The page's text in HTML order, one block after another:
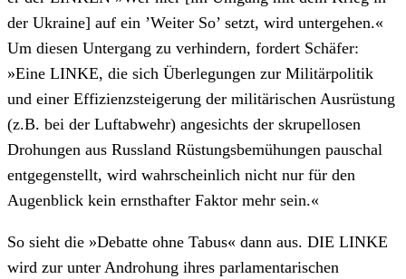
der Ukraine] auf ein ’Weiter So’ setzt, wird untergehen.«
Um diesen Untergang zu verhindern, fordert Schäfer:
»Eine LINKE, die sich Überlegungen zur Militärpolitik
und einer Effizienzsteigerung der militärischen Ausrüstung
(z.B. bei der Luftabwehr) angesichts der skrupellosen
Drohungen aus Russland Rüstungsbemühungen pauschal
entgegenstellt, wird wahrscheinlich nicht nur für den
Augenblick kein ernsthafter Faktor mehr sein.«
So sieht die »Debatte ohne Tabus« dann aus. DIE LINKE
wird zur unter Androhung ihres parlamentarischen